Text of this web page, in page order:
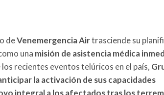
deVenemergencia Airtrasciende su
una misión de asistencia médica
recientes eventos telúricos en el país,
la activación de sus capacidades
integral a los afectados tras los